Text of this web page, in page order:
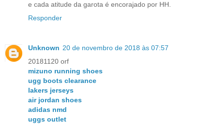
e cada atitude da garota é encorajado por HH.
Responder
Unknown 20 de novembro de 2018 às 07:57
20181120 orf
mizuno running shoes
ugg boots clearance
lakers jerseys
air jordan shoes
adidas nmd
uggs outlet